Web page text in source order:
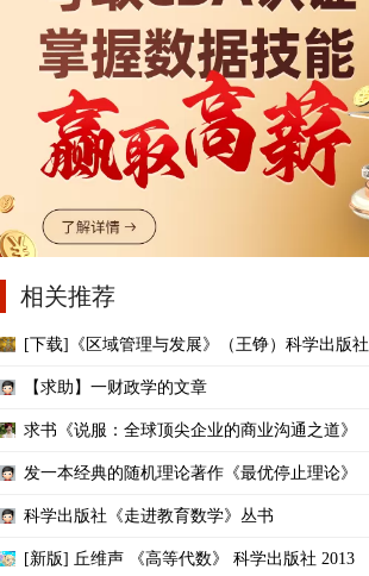
相关推荐
[下载]《区域管理与发展》（王铮）科学出版社
【求助】一财政学的文章
求书《说服：全球顶尖企业的商业沟通之道》
发一本经典的随机理论著作《最优停止理论》
科学出版社《走进教育数学》丛书
[新版] 丘维声 《高等代数》 科学出版社 2013